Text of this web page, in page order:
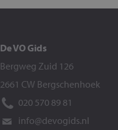
De VO Gids
Bergweg Zuid 126
2661 CW Bergschenhoek
020 570 89 81
info@devogids.nl